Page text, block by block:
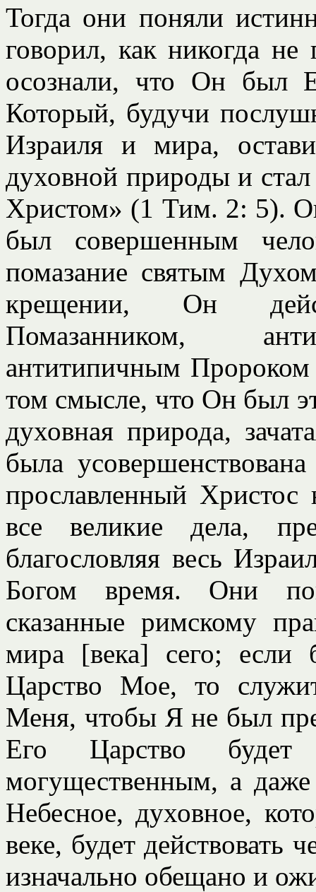
Тогда они поняли
говорил, как никогда
осознали, что Он был
Который, будучи
Израиля и мира,
духовной природы и
Христом» (1 Тим. 2: 5).
был совершенным
помазание святым
крещении, Он
Помазанником,
антитипичным
том смысле, что Он был
духовная природа,
была
прославленный
все великие дела,
благословляя весь
Богом время. Они
сказанные римскому
мира [века] сего;
Царство Мое, то
Меня, чтобы Я не был
Его Царство
могущественным, а
Небесное, духовное,
веке, будет действовать
изначально обещано и